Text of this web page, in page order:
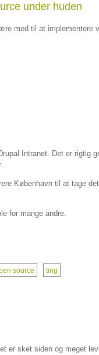
under huden
med til at implementere
Intranet. Det er rigtig
København til at tage
for mange andre.
source
ting
er sket siden og meget